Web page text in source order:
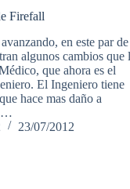
Firefall
en este par de
algunos cambios que
que ahora es el
El Ingeniero tiene
hace mas daño a
23/07/2012